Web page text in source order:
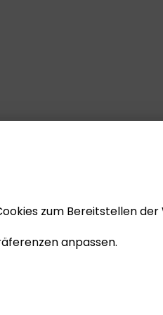
zum Bereitstellen
anpassen.